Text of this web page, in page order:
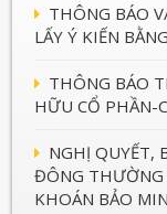
THÔNG BÁO
LẤY Ý KIẾN
THÔNG BÁO
HỮU CỔ PHẦN-
NGHỊ QUYẾT,
ĐÔNG THƯỜNG
KHOÁN BẢO